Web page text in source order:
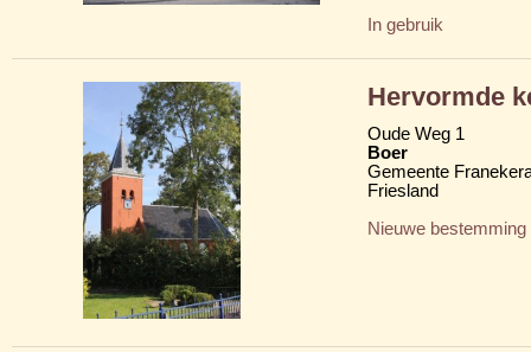
In gebruik
Hervormde
Oude Weg 1
Boer
Gemeente
Friesland
Nieuwe bestemming